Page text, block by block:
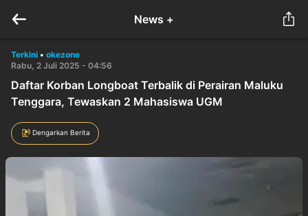
News +
Terkini • okezone
Rabu, 2 Juli 2025 - 04:56
Daftar Korban Longboat Terbalik di Perairan Maluku
Tenggara, Tewaskan 2 Mahasiswa UGM
Dengarkan Berita